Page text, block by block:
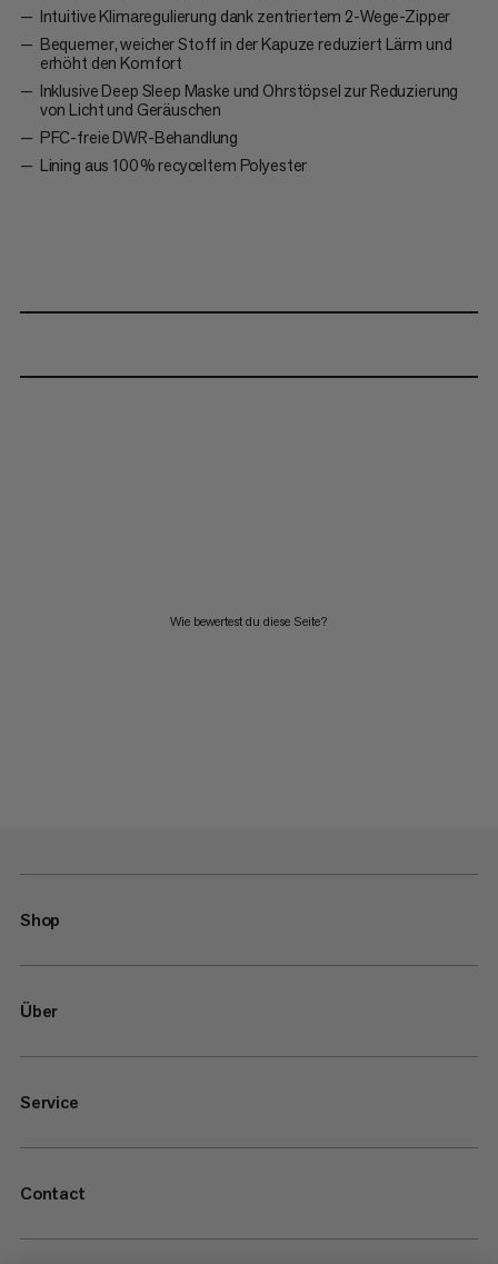
Intuitive Klimaregulierung dank zentriertem 2-Wege-Zipper
Bequemer, weicher Stoff in der Kapuze reduziert Lärm und
erhöht den Komfort
Inklusive Deep Sleep Maske und Ohrstöpsel zur Reduzierung
von Licht und Geräuschen
PFC-freie DWR-Behandlung
Lining aus 100 % recyceltem Polyester
Wie bewertest du diese Seite?
Shop
Über
Service
Contact